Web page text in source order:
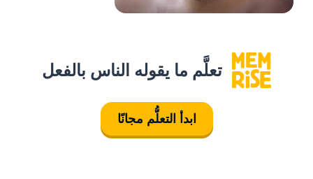
تعلَّم ما يقوله الناس بالفعل
ابدأ التعلُّم مجانًا